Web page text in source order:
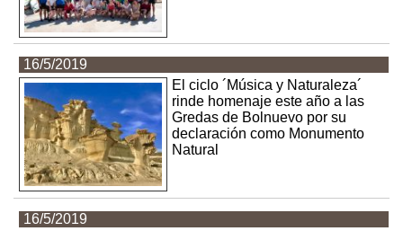
16/5/2019
El ciclo ´Música y Naturaleza´
rinde homenaje este año a las
Gredas de Bolnuevo por su
declaración como Monumento
Natural
16/5/2019